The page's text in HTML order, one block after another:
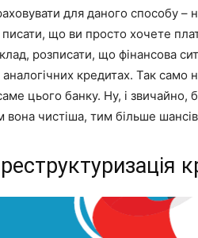
для даного способу –
писати, що ви просто хочете
розписати, що фінансова
аналогічних кредитах. Так
цього банку. Ну, і звичайно,
вона чистіша, тим більше